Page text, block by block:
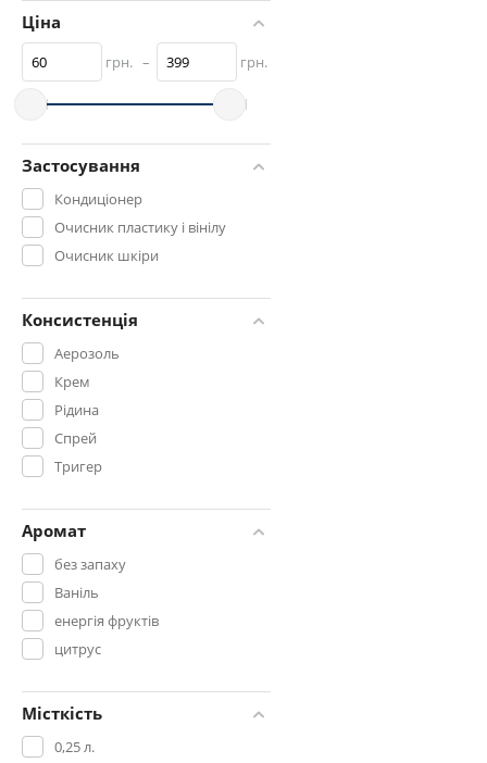
Ціна
грн. – грн.
Застосування
Кондиціонер
Очисник пластику і вінілу
Очисник шкіри
Консистенція
Аерозоль
Крем
Рідина
Спрей
Тригер
Аромат
без запаху
Ваніль
енергія фруктів
цитрус
Місткість
0,25 л.